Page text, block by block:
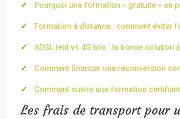
Pourquoi une formation « gratuite » en
Formation à distance : comment éviter
ADSL lent vs 4G box : la bonne solution
Comment financer une reconversion
Comment suivre une formation
Les frais de transport pour